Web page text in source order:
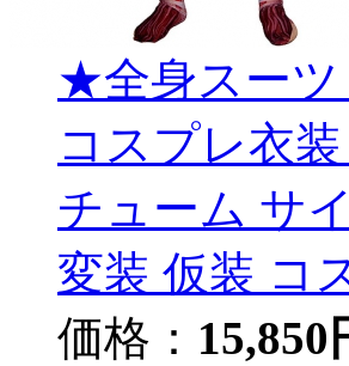
★全身スーツ
コスプレ衣
チューム サ
変装 仮装 コ
価格： 15,850